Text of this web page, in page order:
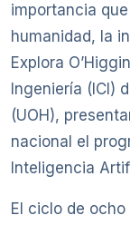
importancia
humanidad, la
Explora
Ingeniería (ICI)
(UOH),
nacional el
Inteligencia
El ciclo de